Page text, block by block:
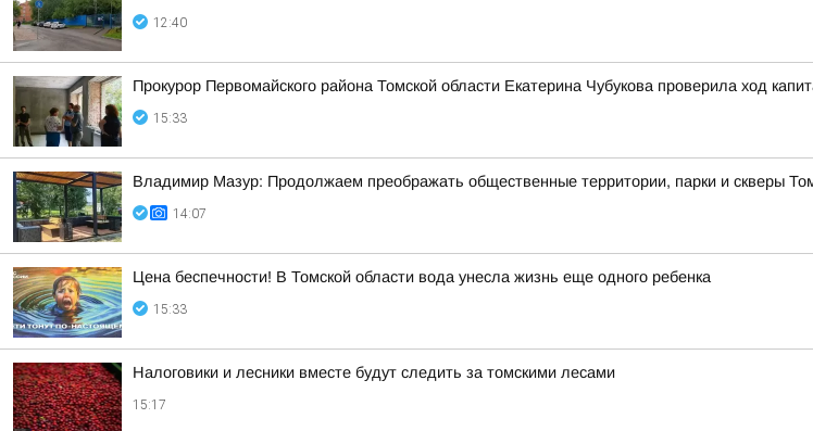
12:40
Прокурор Первомайского района Томской области Екатерина Чубукова проверила ход
15:33
Владимир Мазур: Продолжаем преображать общественные территории, парки и скверы
14:07
Цена беспечности! В Томской области вода унесла жизнь еще одного ребенка
15:33
Налоговики и лесники вместе будут следить за томскими лесами
15:17